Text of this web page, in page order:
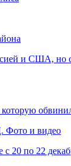
и США, но
которую
Фото и видео
20 по 22